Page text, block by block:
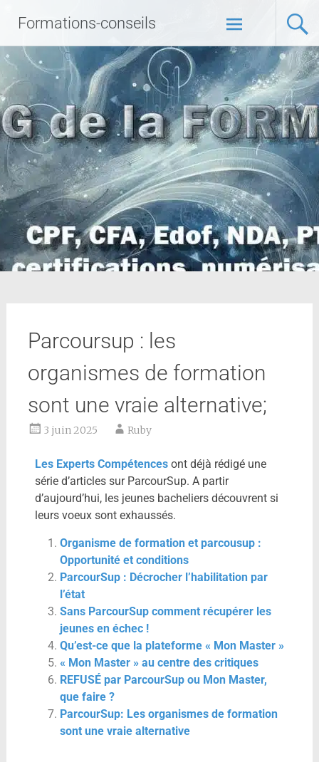
Formations-conseils
Parcoursup : les
organismes de formation
sont une vraie alternative;
3 juin 2025 Ruby
Les Experts Compétencesont déjà rédigé une
série d’articles sur ParcourSup. A partir
d’aujourd’hui, les jeunes bacheliers découvrent si
leurs voeux sont exhaussés.
Organisme de formation et parcousup :
Opportunité et conditions
ParcourSup : Décrocher l’habilitation par
l’état
Sans ParcourSup comment récupérer les
jeunes en échec !
Qu’est-ce que la plateforme « Mon Master »
« Mon Master » au centre des critiques
REFUSÉ par ParcourSup ou Mon Master,
que faire ?
ParcourSup: Les organismes de formation
sont une vraie alternative